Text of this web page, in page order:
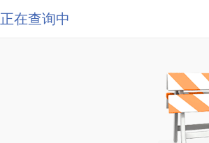
正在查询中